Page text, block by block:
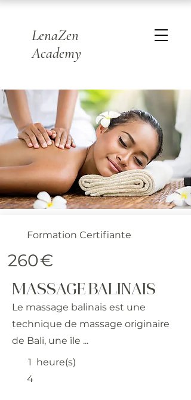
LenaZen
Academy
Formation Certifiante
260€
MASSAGE BALINAIS
Le massage balinais est une
technique de massage originaire
de Bali, une île ...
1
4
heure(s)